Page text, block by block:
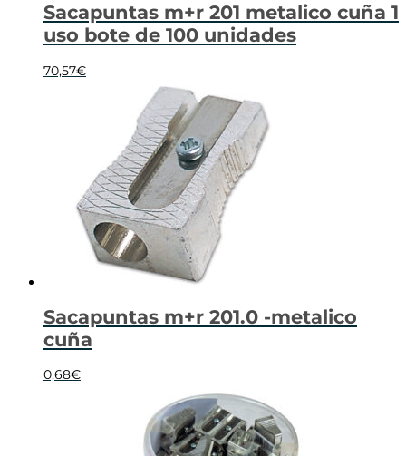
Sacapuntas m+r 201 metalico cuña 1
uso bote de 100 unidades
70,57€
Sacapuntas m+r 201.0 -metalico
cuña
0,68€